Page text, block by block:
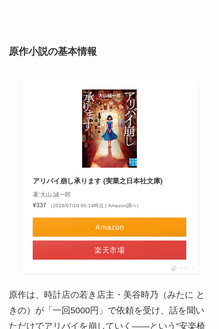
原作小説の基本情報
アリバイ崩し承ります (実業之日本社文庫)
著:大山 誠一郎
¥337
（2026/07/10 00:14時点 | Amazon調べ）
Amazon
楽天市場
ポチップ
原作は、時計店の若き店主・美谷時乃（みたに と
きの）が「一回5000円」で依頼を受け、話を聞い
ただけでアリバイを崩していく――という“安楽椅